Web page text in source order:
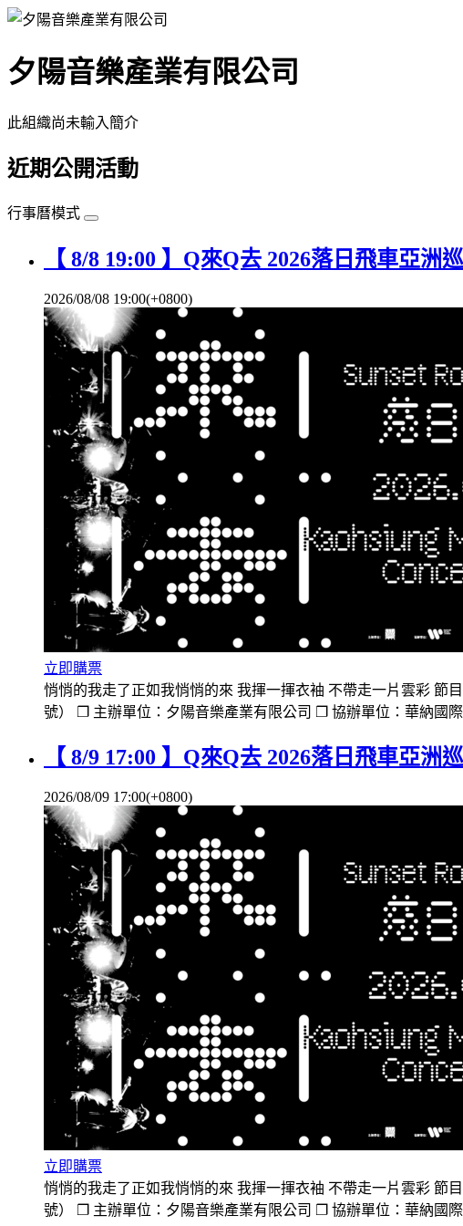
夕陽音樂產業有限公司
此組織尚未輸入簡介
近期公開活動
行事曆模式
【 8/8 19:00 】Q來Q去 2026落日飛車亞洲
2026/08/08 19:00(+0800)
立即購票
悄悄的我走了正如我悄悄的來 我揮一揮衣袖 不帶走一片雲彩 節
號） ❐ 主辦單位：夕陽音樂產業有限公司 ❐ 協辦單位：華納國
【 8/9 17:00 】Q來Q去 2026落日飛車亞洲
2026/08/09 17:00(+0800)
立即購票
悄悄的我走了正如我悄悄的來 我揮一揮衣袖 不帶走一片雲彩 節
號） ❐ 主辦單位：夕陽音樂產業有限公司 ❐ 協辦單位：華納國